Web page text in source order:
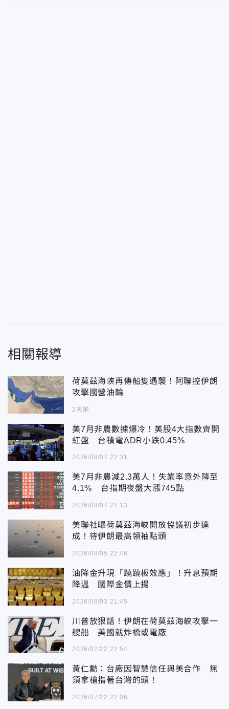
相關報導
荷莫茲海峽再傳船隻遇襲！阿聯控伊朗
攻擊國營油輪
2天前
美7月非農數據爆冷！美股4大指數齊開
紅盤 台積電ADR小跌0.45%
2026/08/07 22:31
美7月非農減2.3萬人！失業率意外降至
4.1% 台指期夜盤大漲745點
2026/08/07 21:13
美聯社曝荷莫茲海峽開放協議初步達
成！待伊朗最高領袖點頭
2026/08/05 22:46
油降金升現「蹺蹺板效應」！升息預期
降溫 國際金價上揚
2026/08/03 21:45
川普放狠話！伊朗在荷莫茲海峽攻擊一
艘船 美國就炸橋或電廠
2026/07/22 22:54
黃仁勳：台廠因智慧信任與美合作 無
須拿槍指著台灣的頭！
2026/07/22 22:06